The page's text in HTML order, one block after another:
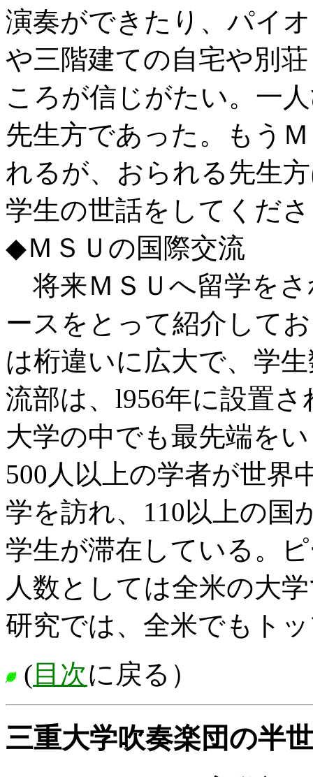
演奏ができたり、パイ
や三階建ての自宅や別
ころが信じがたい。一
先生方であった。もう
れるが、おられる先生
学生の世話をしてくだ
◆ＭＳＵの国際交流
将来ＭＳＵへ留学を
ースをとって紹介して
は桁違いに広大で、学
流部は、l956年に設置
大学の中でも最先端を
500人以上の学者が世界
学を訪れ、110以上の国
学生が滞在している。
人数としては全米の大
研究では、全米でもト
( 目次に戻る）
三重大学吹奏楽団の半